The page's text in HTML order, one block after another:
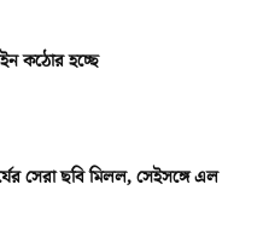
কঠোর হচ্ছে
সেরা ছবি মিলল, সেইসঙ্গে এল